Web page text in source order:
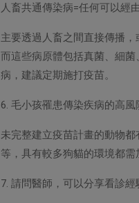
人畜共通傳染病=任何可以經
主要透過人畜之間直接傳播
而這些病原體包括真菌、細
病，建議定期施打疫苗。
6. 毛小孩罹患傳染疾病的高風
未完整建立疫苗計畫的動物
等，具有較多狗貓的環境都
7. 請問醫師，可以分享看診